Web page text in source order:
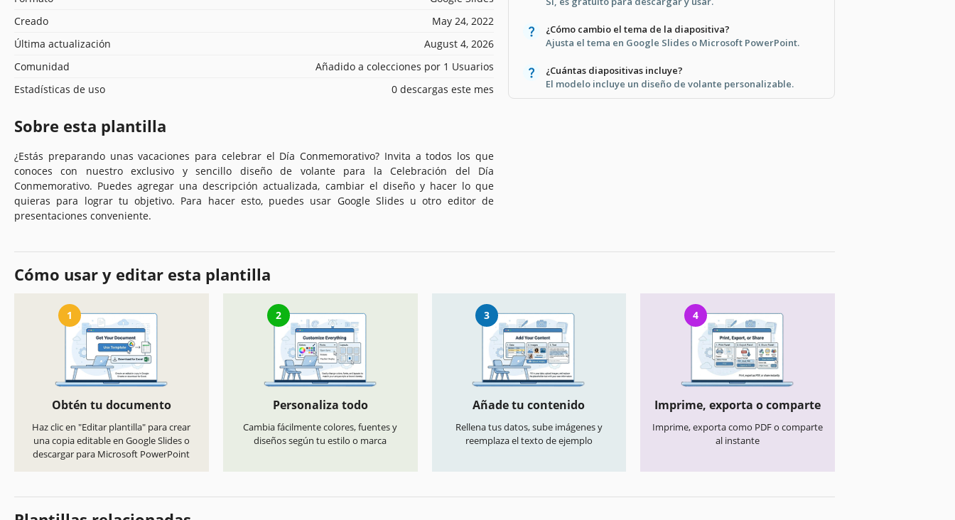
Creado
May 24, 2022
Última actualización
August 4, 2026
Comunidad
Añadido a colecciones por 1 Usuarios
Estadísticas de uso
0 descargas este mes
Sobre esta plantilla
¿Estás preparando unas vacaciones para celebrar el Día Conmemorativo? Invita a todos los que
conoces con nuestro exclusivo y sencillo diseño de volante para la Celebración del Día
Conmemorativo. Puedes agregar una descripción actualizada, cambiar el diseño y hacer lo que
quieras para lograr tu objetivo. Para hacer esto, puedes usar Google Slides u otro editor de
presentaciones conveniente.
¿Cómo cambio el tema de la diapositiva?
Ajusta el tema en Google Slides o Microsoft PowerPoint.
¿Cuántas diapositivas incluye?
El modelo incluye un diseño de volante personalizable.
Cómo usar y editar esta plantilla
1
Obtén tu documento
Haz clic en "Editar plantilla" para crear
una copia editable en Google Slides o
descargar para Microsoft PowerPoint
2
Personaliza todo
Cambia fácilmente colores, fuentes y
diseños según tu estilo o marca
3
Añade tu contenido
Rellena tus datos, sube imágenes y
reemplaza el texto de ejemplo
4
Imprime, exporta o comparte
Imprime, exporta como PDF o comparte
al instante